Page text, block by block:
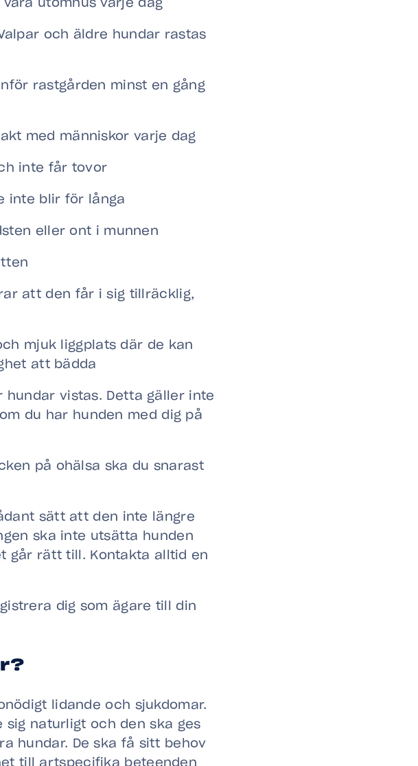
utomhus varje dag
och äldre hundar rastas
rastgården minst en gång
med människor varje dag
inte får tovor
inte blir för långa
eller ont i munnen
att den får i sig tillräcklig,
mjuk liggplats där de kan
att bädda
hundar vistas. Detta gäller inte
du har hunden med dig på
på ohälsa ska du snarast
sätt att den inte längre
ska inte utsätta hunden
går rätt till. Kontakta alltid en
dig som ägare till din
lidande och sjukdomar.
sig naturligt och den ska ges
hundar. De ska få sitt behov
till artspecifika beteenden